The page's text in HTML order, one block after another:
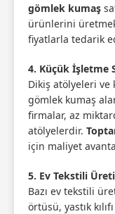
gömlek kumaş
ürünlerini
fiyatlarla tedarik
4. Küçük İşletme
Dikiş atölyeleri
gömlek kumaş
firmalar, az
atölyelerdir.
için maliyet
5. Ev Tekstili
Bazı ev tekstili
örtüsü, yastık